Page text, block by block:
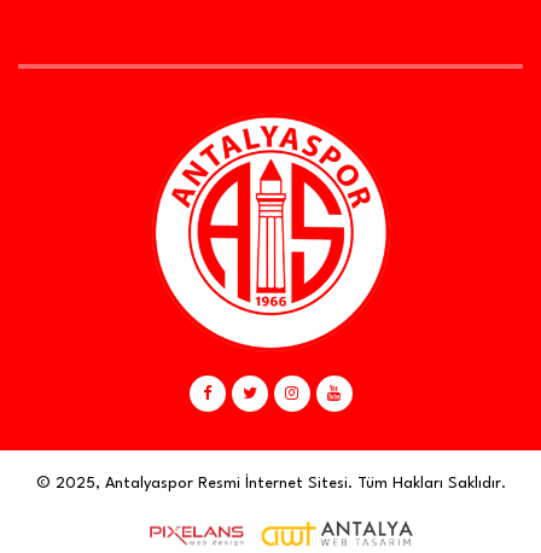
© 2025, Antalyaspor Resmi İnternet Sitesi. Tüm Hakları Saklıdır.